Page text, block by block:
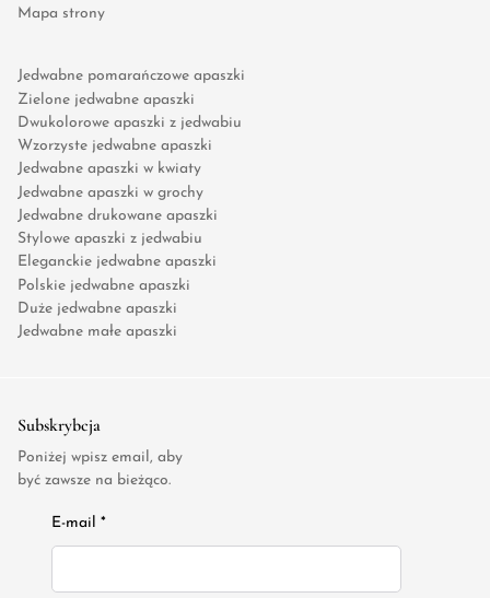
Mapa strony
Jedwabne pomarańczowe apaszki
Zielone jedwabne apaszki
Dwukolorowe apaszki z jedwabiu
Wzorzyste jedwabne apaszki
Jedwabne apaszki w kwiaty
Jedwabne apaszki w grochy
Jedwabne drukowane apaszki
Stylowe apaszki z jedwabiu
Eleganckie jedwabne apaszki
Polskie jedwabne apaszki
Duże jedwabne apaszki
Jedwabne małe apaszki
Subskrybcja
Poniżej wpisz email, aby
być zawsze na bieżąco.
E-mail *